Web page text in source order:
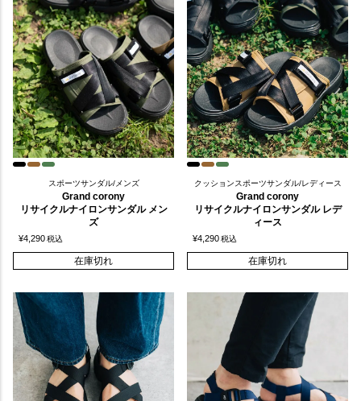
スポーツサンダル/メンズ
Grand corony
リサイクルナイロンサンダル メン
ズ
¥4,290税込
在庫切れ
クッションスポーツサンダル/レディース
Grand corony
リサイクルナイロンサンダル レデ
ィース
¥4,290税込
在庫切れ